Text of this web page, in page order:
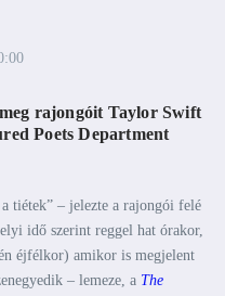
rajongóit Taylor Swift
Poets Department
tiétek” – jelezte a rajongói felé
idő szerint reggel hat órakor,
éjfélkor) amikor is megjelent
– lemeze, a The